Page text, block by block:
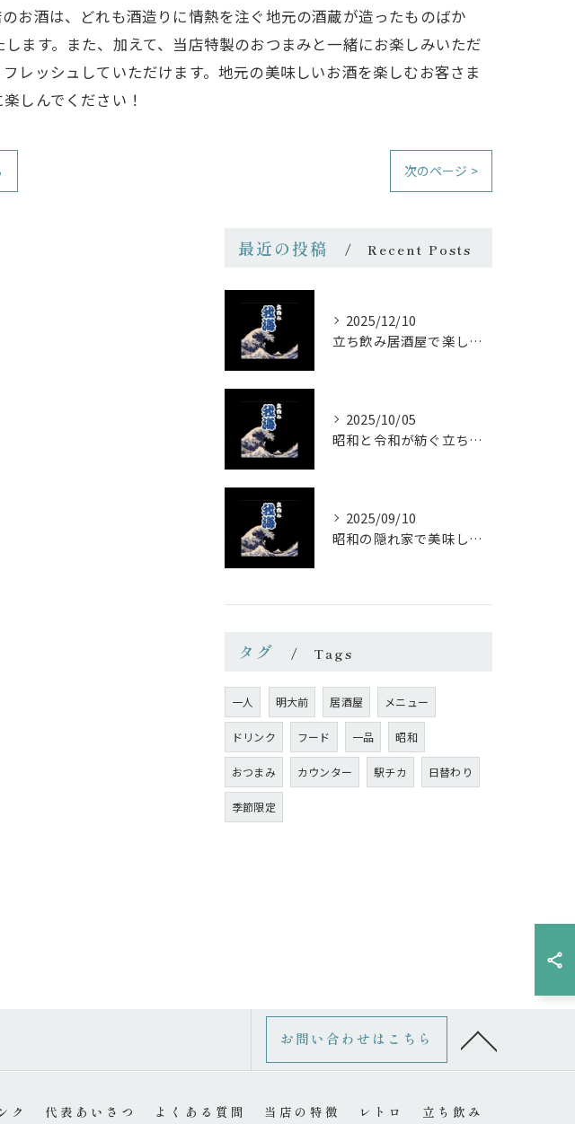
お酒は、どれも酒造りに情熱を注ぐ地元の酒蔵が造ったものばか
ます。また、加えて、当店特製のおつまみと一緒にお楽しみいただ
レッシュしていただけます。地元の美味しいお酒を楽しむお客さま
しんでください！
次のページ >
最近の投稿 Recent Posts
2025/12/10
立ち飲み居酒屋で楽しむ昭和の懐かし空間と多彩なお酒
2025/10/05
昭和と令和が紡ぐ立ち飲みの味わい
2025/09/10
昭和の隠れ家で美味しい一杯を
タグ Tags
一人 明大前 居酒屋 メニュー
ドリンク フード 一品 昭和
おつまみ カウンター 駅チカ 日替わり
季節限定
お問い合わせはこちら
ク 代表あいさつ よくある質問 当店の特徴 レトロ 立ち飲み